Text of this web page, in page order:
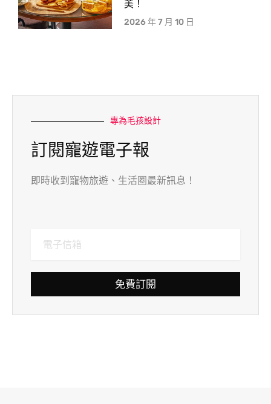
照片由查理士小獵犬-Q比郊遊趣
照片由查理士小獵犬-Q比郊遊趣
在現場試吃的是原味，我買回家的是辣味，
結果完全沒有！回家一口接一口！
完全停不下來啊啊啊～
美！
2026 年 7 月 10 日
專為毛孩設計
訂閱寵遊電子報
即時收到寵物旅遊、生活圈最新訊息！
免費訂閱